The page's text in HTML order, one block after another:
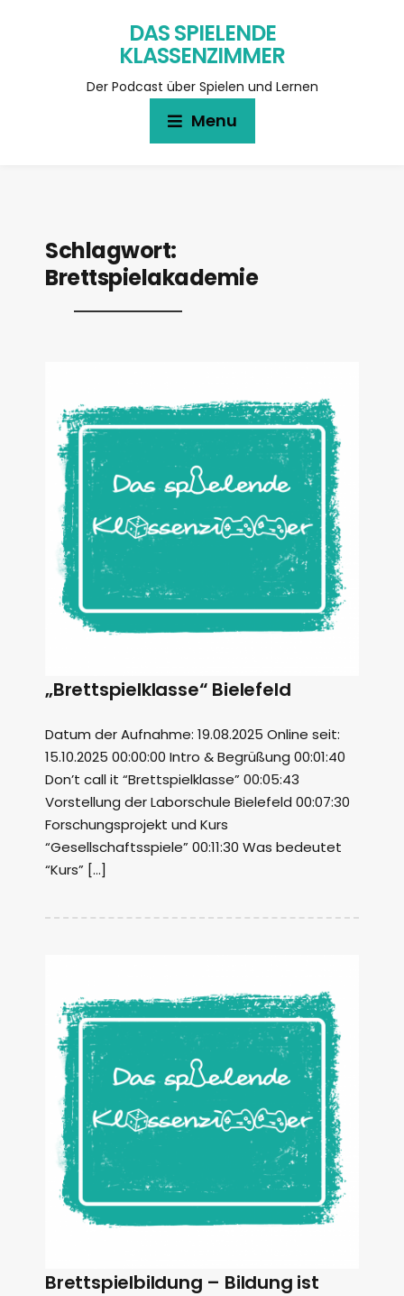
DAS SPIELENDE
KLASSENZIMMER
Der Podcast über Spielen und Lernen
Menu
Schlagwort:
Brettspielakademie
„Brettspielklasse“ Bielefeld
Datum der Aufnahme: 19.08.2025 Online seit:
15.10.2025 00:00:00 Intro & Begrüßung 00:01:40
Don’t call it “Brettspielklasse” 00:05:43
Vorstellung der Laborschule Bielefeld 00:07:30
Forschungsprojekt und Kurs
“Gesellschaftsspiele” 00:11:30 Was bedeutet
“Kurs” […]
Brettspielbildung – Bildung ist